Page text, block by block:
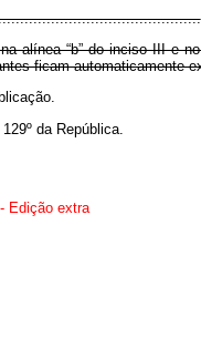
alínea “b” do inciso III e
ficam automaticamente
da República.
Edição extra